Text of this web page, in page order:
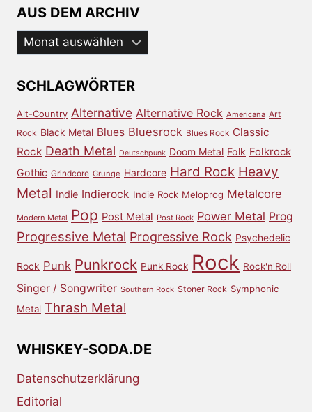
AUS DEM ARCHIV
Aus
dem
SCHLAGWÖRTER
Alt-Country Alternative Alternative Rock Americana Art
Rock Black Metal Blues Bluesrock Blues Rock Classic
Rock Death Metal Deutschpunk Doom Metal Folk Folkrock
Gothic Grindcore Grunge Hardcore Hard Rock Heavy
Metal Indie Indierock Indie Rock Meloprog Metalcore
Modern Metal Pop Post Metal Post Rock Power Metal Prog
Progressive Metal Progressive Rock Psychedelic
Rock Punk Punkrock Punk Rock Rock Rock'n'Roll
Singer / Songwriter Southern Rock Stoner Rock Symphonic
Metal Thrash Metal
WHISKEY-SODA.DE
Datenschutzerklärung
Editorial